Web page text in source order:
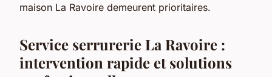
maison La Ravoire demeurent prioritaires.
Service serrurerie La Ravoire :
intervention rapide et solutions